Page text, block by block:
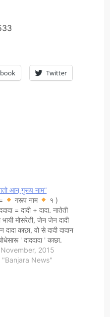
Twitter
आन् गुरूप नाम”
गरूप नाम
१ )
= दादी + दादा. नातेती
भायी मोसरेती, जेन जेन दादी
दादा काछा, वो से दादी दादान
' दाददादा ' काछा.
ये मार दाददादा छ. २ )
= नानी + नाना. नातेती
2015
"Banjara News"